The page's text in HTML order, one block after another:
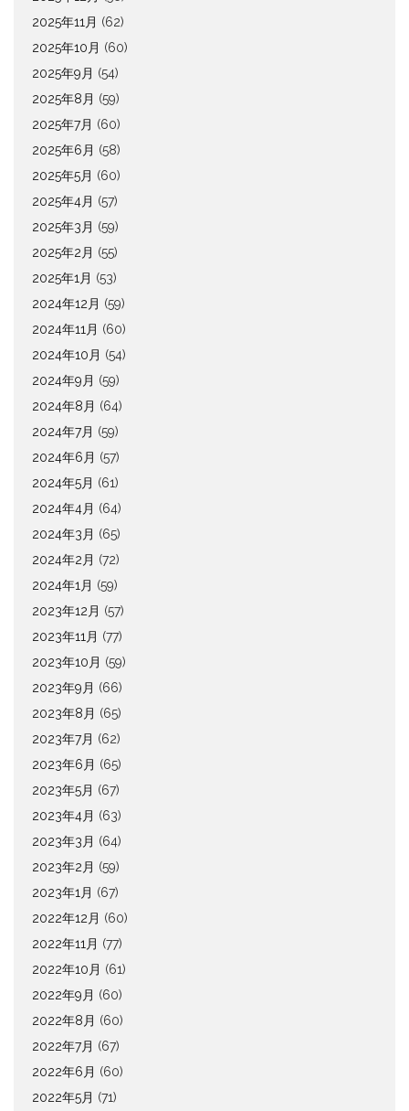
2025年11月 (62)
2025年10月 (60)
2025年9月 (54)
2025年8月 (59)
2025年7月 (60)
2025年6月 (58)
2025年5月 (60)
2025年4月 (57)
2025年3月 (59)
2025年2月 (55)
2025年1月 (53)
2024年12月 (59)
2024年11月 (60)
2024年10月 (54)
2024年9月 (59)
2024年8月 (64)
2024年7月 (59)
2024年6月 (57)
2024年5月 (61)
2024年4月 (64)
2024年3月 (65)
2024年2月 (72)
2024年1月 (59)
2023年12月 (57)
2023年11月 (77)
2023年10月 (59)
2023年9月 (66)
2023年8月 (65)
2023年7月 (62)
2023年6月 (65)
2023年5月 (67)
2023年4月 (63)
2023年3月 (64)
2023年2月 (59)
2023年1月 (67)
2022年12月 (60)
2022年11月 (77)
2022年10月 (61)
2022年9月 (60)
2022年8月 (60)
2022年7月 (67)
2022年6月 (60)
2022年5月 (71)